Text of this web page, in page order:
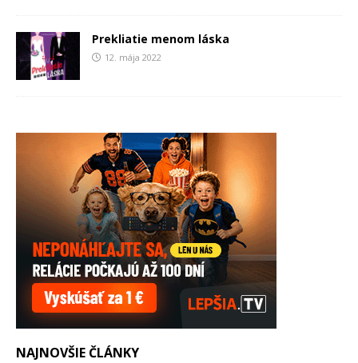
Prekliatie menom láska
12. mája 2022
NAJNOVŠIE ČLÁNKY